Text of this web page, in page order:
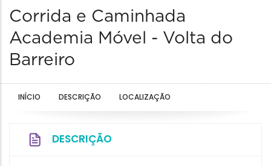
Corrida e Caminhada
Academia Móvel - Volta do
Barreiro
INÍCIO DESCRIÇÃO LOCALIZAÇÃO
DESCRIÇÃO